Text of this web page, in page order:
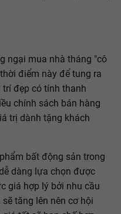
ngại mua nhà tháng "cô
điểm này để tung ra
đẹp có tính thanh
chính sách bán hàng
trị dành tặng khách
bất động sản trong
dàng lựa chọn được
giá hợp lý bởi nhu cầu
tăng lên nên cơ hội